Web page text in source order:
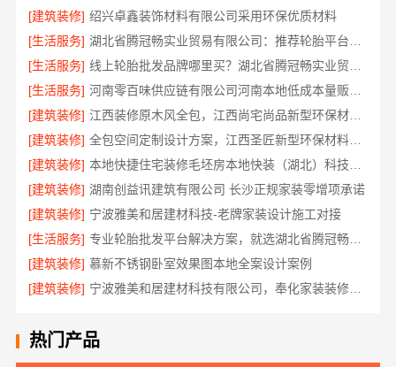
[建筑装修] 绍兴卓鑫装饰材料有限公司采用环保优质材料
[生活服务]
[生活服务]
[生活服务]
[建筑装修]
江西装修原木风全包，江西尚宅尚品新型环保材料有限公司
[建筑装修]
全包空间定制设计方案，江西圣匠新型环保材料有限公司
[建筑装修]
[建筑装修] 湖南创益讯建筑有限公司 长沙正规家装零增项承诺
[建筑装修] 宁波雅美和居建材科技-老牌家装设计施工对接
[生活服务]
专业轮胎批发平台解决方案，就选湖北省腾冠畅实业贸易有限公司
[建筑装修] 慕新不锈钢卧室效果图本地全案设计案例
[建筑装修]
宁波雅美和居建材科技有限公司，奉化家装装修线下门店地址
热门产品